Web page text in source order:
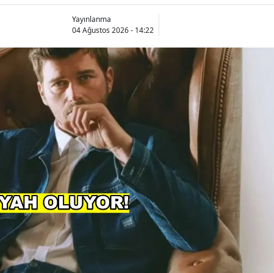
Yayınlanma
04 Ağustos 2026 - 14:22